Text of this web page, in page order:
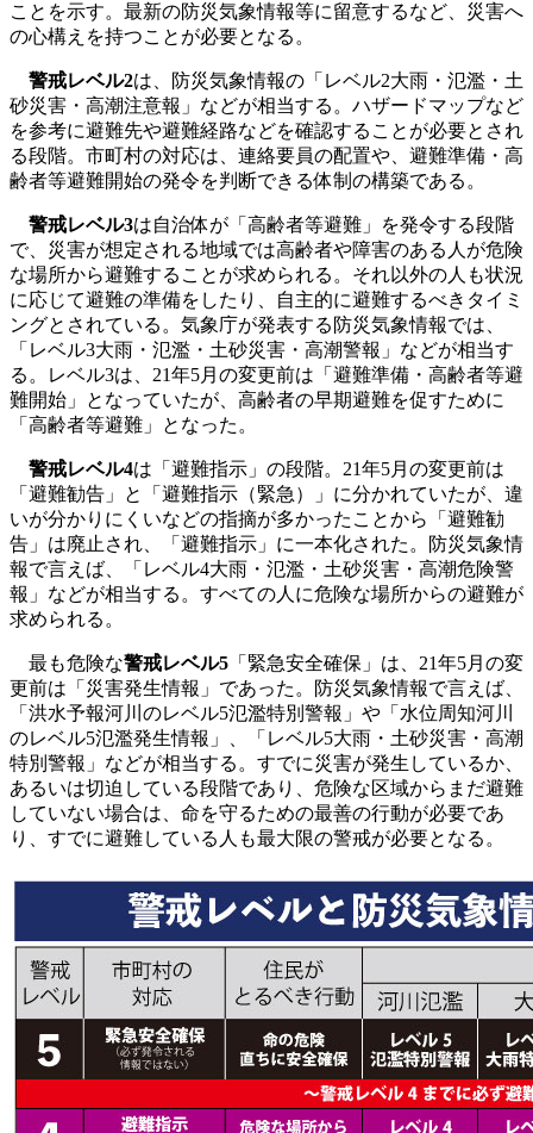
ことを示す。最新の防災気象情報等に留意するなど、災害へ
の心構えを持つことが必要となる。
警戒レベル2は、防災気象情報の「レベル2大雨・氾濫・土
砂災害・高潮注意報」などが相当する。ハザードマップなど
を参考に避難先や避難経路などを確認することが必要とされ
る段階。市町村の対応は、連絡要員の配置や、避難準備・高
齢者等避難開始の発令を判断できる体制の構築である。
警戒レベル3は自治体が「高齢者等避難」を発令する段階
で、災害が想定される地域では高齢者や障害のある人が危険
な場所から避難することが求められる。それ以外の人も状況
に応じて避難の準備をしたり、自主的に避難するべきタイミ
ングとされている。気象庁が発表する防災気象情報では、
「レベル3大雨・氾濫・土砂災害・高潮警報」などが相当す
る。レベル3は、21年5月の変更前は「避難準備・高齢者等避
難開始」となっていたが、高齢者の早期避難を促すために
「高齢者等避難」となった。
警戒レベル4は「避難指示」の段階。21年5月の変更前は
「避難勧告」と「避難指示（緊急）」に分かれていたが、違
いが分かりにくいなどの指摘が多かったことから「避難勧
告」は廃止され、「避難指示」に一本化された。防災気象情
報で言えば、「レベル4大雨・氾濫・土砂災害・高潮危険警
報」などが相当する。すべての人に危険な場所からの避難が
求められる。
最も危険な警戒レベル5 「緊急安全確保」は、21年5月の変
更前は「災害発生情報」であった。防災気象情報で言えば、
「洪水予報河川のレベル5氾濫特別警報」や「水位周知河川
のレベル5氾濫発生情報」、「レベル5大雨・土砂災害・高潮
特別警報」などが相当する。すでに災害が発生しているか、
あるいは切迫している段階であり、危険な区域からまだ避難
していない場合は、命を守るための最善の行動が必要であ
り、すでに避難している人も最大限の警戒が必要となる。